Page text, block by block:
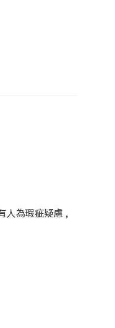
人為瑕疵疑慮 ,